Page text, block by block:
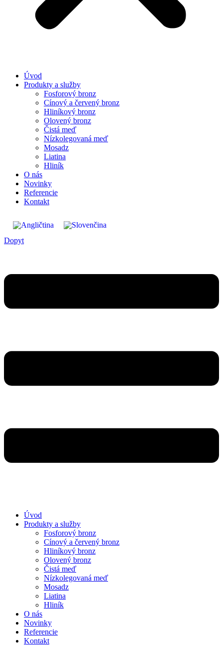
Úvod
Produkty a služby
Fosforový bronz
Cínový a červený bronz
Hliníkový bronz
Olovený bronz
Čistá​ meď
Nízkolegovaná meď
Mosadz
Liatina
Hliník
O nás
Novinky
Referencie
Kontakt
Dopyt
Úvod
Produkty a služby
Fosforový bronz
Cínový a červený bronz
Hliníkový bronz
Olovený bronz
Čistá​ meď
Nízkolegovaná meď
Mosadz
Liatina
Hliník
O nás
Novinky
Referencie
Kontakt